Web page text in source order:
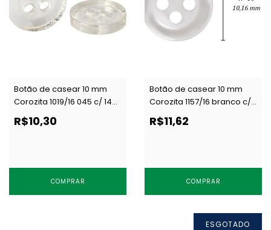
Botão de casear 10 mm
Corozita 1019/16 045 c/ 144
R$10,30
COMPRAR
Botão de casear 10 mm
Corozita 1157/16 branco c/
144 un
R$11,62
COMPRAR
ESGOTADO